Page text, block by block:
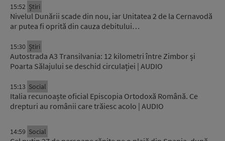
15:52 Știri
Nivelul Dunării scade din nou, iar Unitatea 2 de la Cernavodă
ar putea fi oprită din cauza debitului…
15:30 Știri
Autostrada A3 Transilvania: 12 kilometri între Zimbor și
Poarta Sălajului se deschid circulației | AUDIO
15:13 Social
Italia recunoaște oficial Episcopia Ortodoxă Română. Ce
drepturi au românii care trăiesc acolo | AUDIO
14:59 Social